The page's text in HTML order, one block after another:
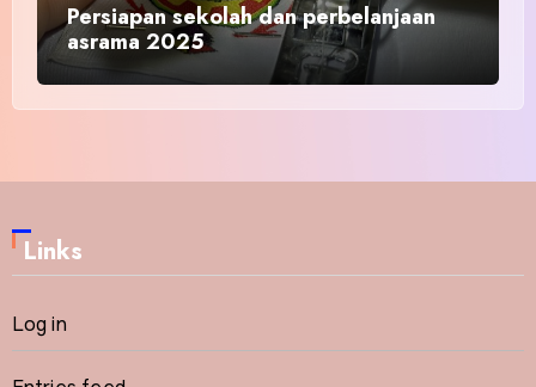
Persiapan sekolah dan perbelanjaan
asrama 2025
Links
Log in